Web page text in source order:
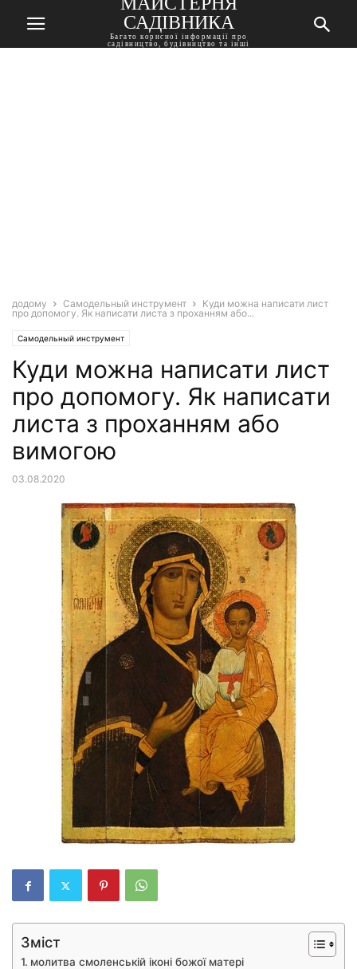
САДІВНИКА
Багато корисної інформації про
садівництво, будівництво та інші
додому Самодельный инструмент
Куди можна написати лист
про допомогу. Як написати листа з проханням або...
Самодельный инструмент
Куди можна написати лист
про допомогу. Як написати
листа з проханням або
вимогою
03.08.2020
Зміст
молитва смоленській іконі божої матері